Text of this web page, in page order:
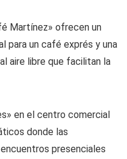
Martínez» ofrecen un
para un café exprés y una
aire libre que facilitan la
en el centro comercial
donde las
presenciales